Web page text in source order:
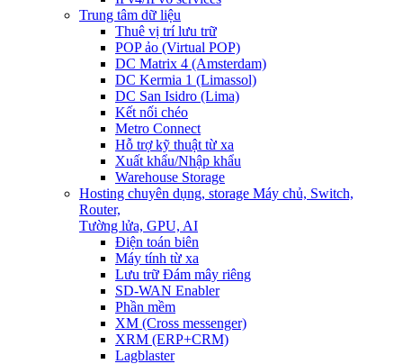
Trung tâm dữ liệu
Thuê vị trí lưu trữ
POP ảo (Virtual POP)
DC Matrix 4 (Amsterdam)
DC Kermia 1 (Limassol)
DC San Isidro (Lima)
Kết nối chéo
Metro Connect
Hỗ trợ kỹ thuật từ xa
Xuất khẩu/Nhập khẩu
Warehouse Storage
Hosting chuyên dụng, storage Máy chủ, Switch,
Router,
Tường lửa, GPU, AI
Điện toán biên
Máy tính từ xa
Lưu trữ Đám mây riêng
SD-WAN Enabler
Phần mềm
XM (Cross messenger)
XRM (ERP+CRM)
Lagblaster